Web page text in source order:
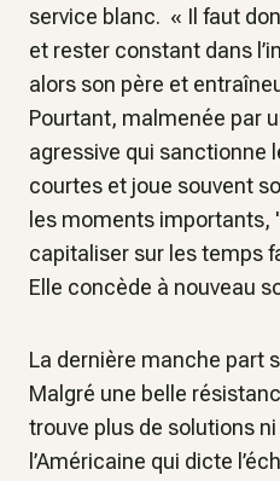
service blanc. « Il faut
et rester constant dans
alors son père et
Pourtant, malmenée par
agressive qui sanctionne
courtes et joue souvent
les moments importants,
capitaliser sur les temps
Elle concède à nouveau
La dernière manche part
Malgré une belle
trouve plus de solutions
l’Américaine qui dicte